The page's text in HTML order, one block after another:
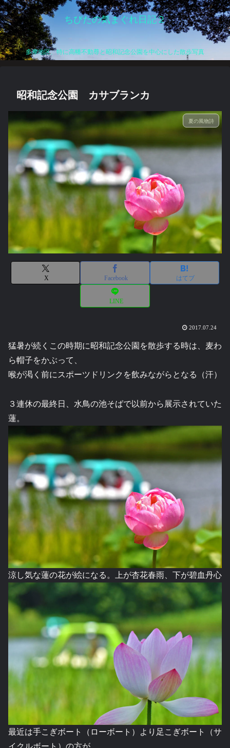
ちびたの気まぐれ日記２
多摩地区、特に高幡不動尊と昭和記念公園を中心にした散歩写真
昭和記念公園 カサブランカ
夏の風物詩
X Facebook はてブ
LINE
2017.07.24
猛暑が続くこの時期に昭和記念公園を散歩する時は、麦わ
ら帽子をかぶって、
喉が渇く前にスポーツドリンクを飲みながらとなる（汗）
３連休の最終日、水鳥の池そばで以前から展示されていた
蓮。
涼し気な蓮の花が絵になる。上が杏花春雨、下が碧血丹心
最近は手こぎボート（ローボート）より足こぎボート（サ
イクルボート）の方が